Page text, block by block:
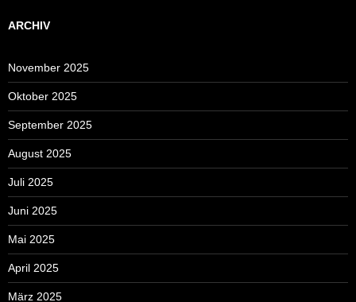
ARCHIV
November 2025
Oktober 2025
September 2025
August 2025
Juli 2025
Juni 2025
Mai 2025
April 2025
März 2025